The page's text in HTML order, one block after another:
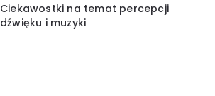
Ciekawostki na temat percepcji
dźwięku i muzyki